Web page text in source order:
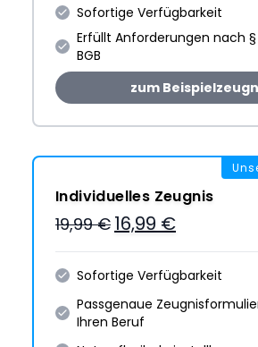
Sofortige Verfügbarkeit
Erfüllt Anforderungen nach §
BGB
zum
Individuelles Zeugnis
19,99 € 16,99 €
Sofortige Verfügbarkeit
Passgenaue
Ihren Beruf